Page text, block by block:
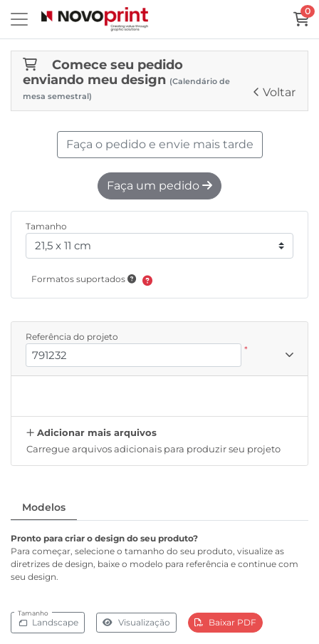
0
Comece seu pedido
enviando meu design (Calendário de
mesa semestral)
Voltar
Modelos
Pronto para criar o design do seu produto?
Para começar, selecione o tamanho do seu produto, visualize as
diretrizes de design, baixe o modelo para referência e continue com
seu design.
Tamanho
Landscape Visualização Baixar PDF
Faça o pedido e envie mais tarde
Faça um pedido
Tamanho
Formatos suportados
Referência do projeto
*
Adicionar mais arquivos
Carregue arquivos adicionais para produzir seu projeto